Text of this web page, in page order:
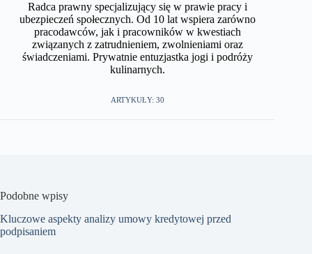
Radca prawny specjalizujący się w prawie pracy i
ubezpieczeń społecznych. Od 10 lat wspiera zarówno
pracodawców, jak i pracowników w kwestiach
związanych z zatrudnieniem, zwolnieniami oraz
świadczeniami. Prywatnie entuzjastka jogi i podróży
kulinarnych.​
ARTYKUŁY: 30
Podobne wpisy
Kluczowe aspekty analizy umowy kredytowej przed
podpisaniem